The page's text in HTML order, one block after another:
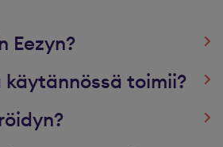
Eezyn?
toimii?